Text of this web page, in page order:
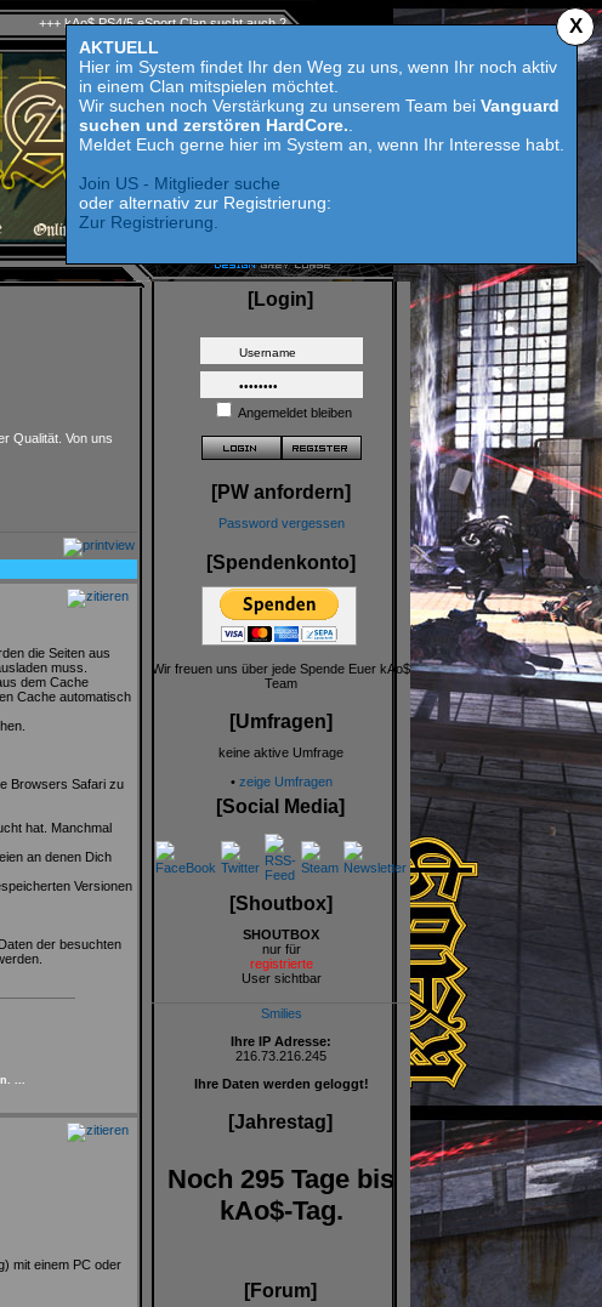
AKTUELL
Hier im System findet Ihr den Weg zu uns, wenn Ihr noch aktiv
in einem Clan mitspielen möchtet.
Wir suchen noch Verstärkung zu unserem Team bei Vanguard
suchen und zerstören HardCore.
Meldet Euch gerne hier im System an, wenn Ihr Interesse habt.
Join US - Mitglieder suche
oder alternativ zur Registrierung:
Zur Registrierung.
X
PS4/5 eSport Clan sucht auch 2023 Competition aktive Mitspieler für Call of Duty MW 2 - HardCore
Qualität. Von uns
die Seiten aus
muss.
dem Cache
Cache automatisch
Browsers Safari zu
hat. Manchmal
an denen Dich
Versionen
der besuchten
...
mit einem PC oder
[Login]
Angemeldet bleiben
[PW anfordern]
Password vergessen
[Spendenkonto]
Wir freuen uns über jede Spende Euer kAo$
Team
[Umfragen]
keine aktive Umfrage
• zeige Umfragen
[Social Media]
[Shoutbox]
SHOUTBOX
nur für
registrierte
User sichtbar
Smilies
Ihre IP Adresse:
216.73.216.245
Ihre Daten werden geloggt!
[Jahrestag]
Noch 295 Tage bis
kAo$-Tag.
[Forum]